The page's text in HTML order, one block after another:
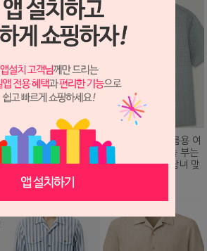
(DS260479) 여름용 여
름용 바람이 솔솔 부는
망사직조 셔츠, 남녀 맞
춤 남방
(DS260473) 여름용 여
름용 바람이 솔솔 부는
망사직조 셔츠, 남녀 맞